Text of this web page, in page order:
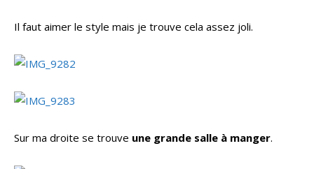
Il faut aimer le style mais je trouve cela assez joli.
Sur ma droite se trouve une grande salle à manger.